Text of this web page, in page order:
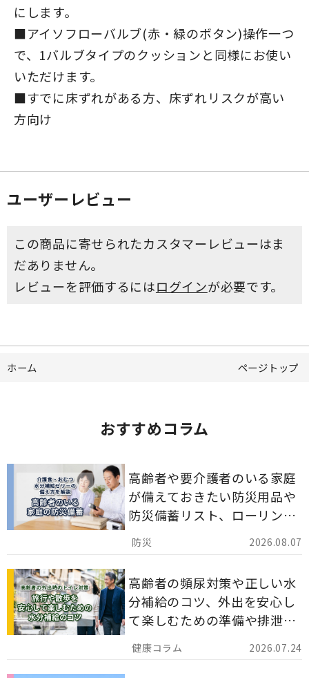
にします。
■アイソフローバルブ(赤・緑のボタン)操作一つ
で、1バルブタイプのクッションと同様にお使い
いただけます。
■すでに床ずれがある方、床ずれリスクが高い
方向け
ユーザーレビュー
この商品に寄せられたカスタマーレビューはま
だありません。
レビューを評価するにはログインが必要です。
ホーム ページトップ
おすすめコラム
2026.08.07
高齢者や要介護者のいる家庭
が備えておきたい防災用品や
防災備蓄リスト、ローリング
ストックのポイントについて
解説します。
2026.07.24
高齢者の頻尿対策や正しい水
分補給のコツ、外出を安心し
て楽しむための準備や排泄ケ
ア用品の選び方を解説しま
す。